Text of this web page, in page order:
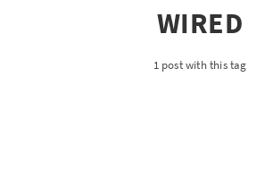
WIRED
1 post with this tag